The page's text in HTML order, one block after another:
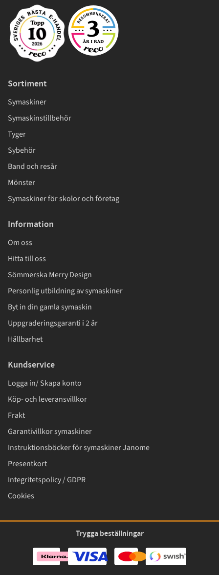
Sortiment
Symaskiner
Symaskinstillbehör
Tyger
Sybehör
Band och resår
Mönster
Symaskiner för skolor och företag
Information
Om oss
Hitta till oss
Sömmerska Merry Design
Personlig utbildning av symaskiner
Byt in din gamla symaskin
Uppgraderingsgaranti i 2 år
Hållbarhet
Kundservice
Logga in/ Skapa konto
Köp- och leveransvillkor
Frakt
Garantivillkor symaskiner
Instruktionsböcker för symaskiner Janome
Presentkort
Integritetspolicy / GDPR
Cookies
Trygga beställningar